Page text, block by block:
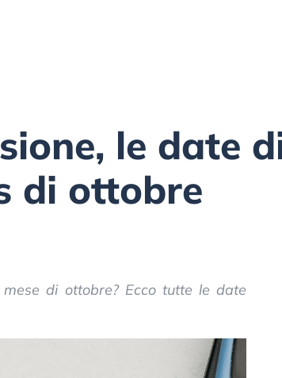
le date
di ottobre
di ottobre? Ecco tutte le date